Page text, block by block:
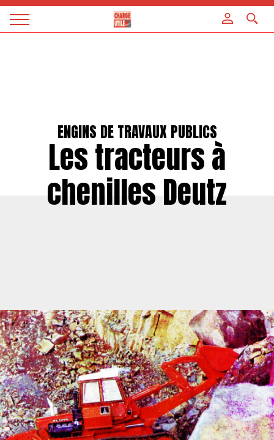
Magazine
ENGINS DE TRAVAUX PUBLICS
Les tracteurs à
chenilles Deutz
Panneau de gestion des cookies